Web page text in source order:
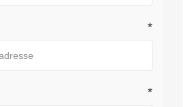
*
*